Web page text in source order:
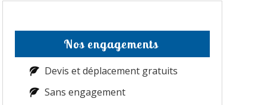
Nos engagements
Devis et déplacement gratuits
Sans engagement